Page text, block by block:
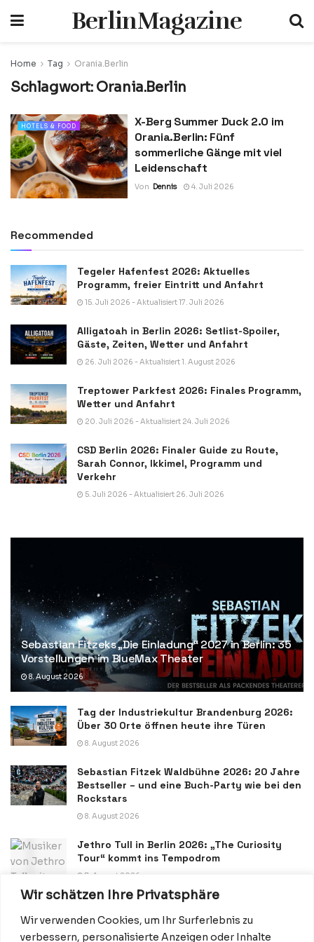
Wir schätzen Ihre Privatsphäre
Wir verwenden Cookies, um Ihr Surferlebnis zu
verbessern, personalisierte Anzeigen oder Inhalte
BerlinMagazine
Home Tag Orania.Berlin
Schlagwort: Orania.Berlin
HOTELS & FOOD
X-Berg Summer Duck 2.0 im
Orania.Berlin: Fünf
sommerliche Gänge mit viel
Leidenschaft
Von Dennis 4. Juli 2026
Recommended
Tegeler Hafenfest 2026: Aktuelles
Programm, freier Eintritt und Anfahrt
15. Juli 2026 - Aktualisiert 17. Juli 2026
Alligatoah in Berlin 2026: Setlist-Spoiler,
Gäste, Zeiten, Wetter und Anfahrt
26. Juli 2026 - Aktualisiert 1. August 2026
Treptower Parkfest 2026: Finales Programm,
Wetter und Anfahrt
20. Juli 2026 - Aktualisiert 24. Juli 2026
CSD Berlin 2026: Finaler Guide zu Route,
Sarah Connor, Ikkimel, Programm und
Verkehr
5. Juli 2026 - Aktualisiert 26. Juli 2026
Sebastian Fitzeks „Die Einladung“ 2027 in Berlin: 35
Vorstellungen im BlueMax Theater
8. August 2026
Tag der Industriekultur Brandenburg 2026:
Über 30 Orte öffnen heute ihre Türen
8. August 2026
Sebastian Fitzek Waldbühne 2026: 20 Jahre
Bestseller – und eine Buch-Party wie bei den
Rockstars
8. August 2026
Jethro Tull in Berlin 2026: „The Curiosity
Tour“ kommt ins Tempodrom
7. August 2026